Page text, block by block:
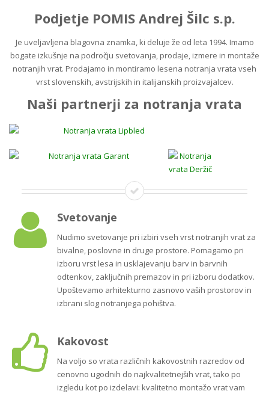
Podjetje POMIS Andrej Šilc s.p.
Je uveljavljena blagovna znamka, ki deluje že od leta 1994. Imamo
bogate izkušnje na področju svetovanja, prodaje, izmere in montaže
notranjih vrat. Prodajamo in montiramo lesena notranja vrata vseh
vrst slovenskih, avstrijskih in italijanskih proizvajalcev.
Naši partnerji za notranja vrata
Svetovanje
Nudimo svetovanje pri izbiri vseh vrst notranjih vrat za
bivalne, poslovne in druge prostore. Pomagamo pri
izboru vrst lesa in usklajevanju barv in barvnih
odtenkov, zaključnih premazov in pri izboru dodatkov.
Upoštevamo arhitekturno zasnovo vaših prostorov in
izbrani slog notranjega pohištva.
Kakovost
Na voljo so vrata različnih kakovostnih razredov od
cenovno ugodnih do najkvalitetnejših vrat, tako po
izgledu kot po izdelavi: kvalitetno montažo vrat vam